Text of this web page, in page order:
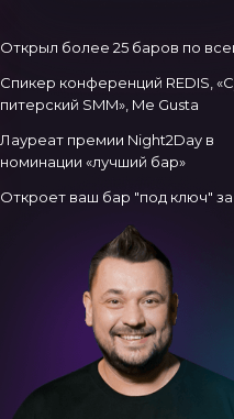
Открыл более 25 баров по
Лауреат премии Night2Day в
номинации «лучший бар»
Спикер конференций REDIS,
питерский SMM», Me Gusta
Откроет ваш бар "под ключ"